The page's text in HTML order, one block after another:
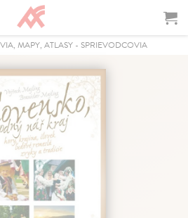
MAPY, ATLASY - SPRIEVODCOVIA